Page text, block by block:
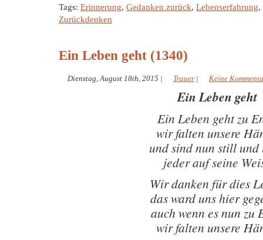
Tags: Erinnerung, Gedanken zurück, Lebenserfahrung,
Zurückdenken
Ein Leben geht (1340)
Dienstag, August 18th, 2015 | Trauer | Keine
Ein Leben geht
Ein Leben geht zu
wir falten unsere
und sind nun still und
jeder auf seine
Wir danken für dies
das ward uns hier
auch wenn es nun zu
wir falten unsere